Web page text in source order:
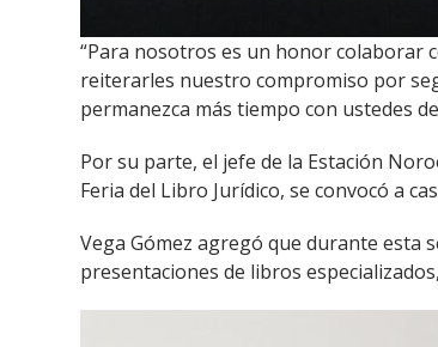
“Para nosotros es un honor colaborar
reiterarles nuestro compromiso por
permanezca más tiempo con ustedes
Por su parte, el jefe de la Estación
Feria del Libro Jurídico, se convocó a
Vega Gómez agregó que durante esta
presentaciones de libros